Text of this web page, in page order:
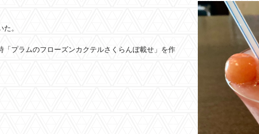
。
「プラムのフローズンカクテルさくらんぼ載せ」を作